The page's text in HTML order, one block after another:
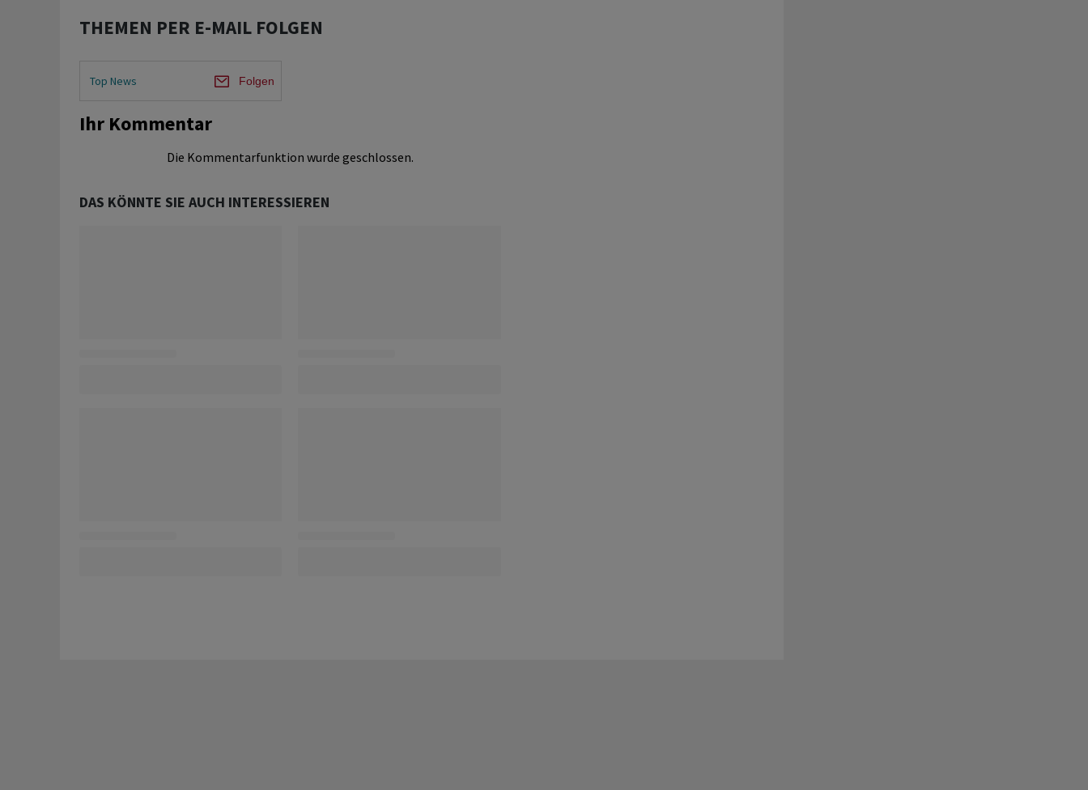
THEMEN PER E-MAIL FOLGEN
Top News Folgen
Ihr Kommentar
Die Kommentarfunktion wurde geschlossen.
DAS KÖNNTE SIE AUCH INTERESSIEREN